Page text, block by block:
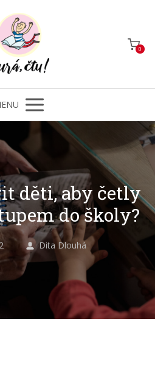
0
děti, aby četly
do školy?
Dita Dlouhá